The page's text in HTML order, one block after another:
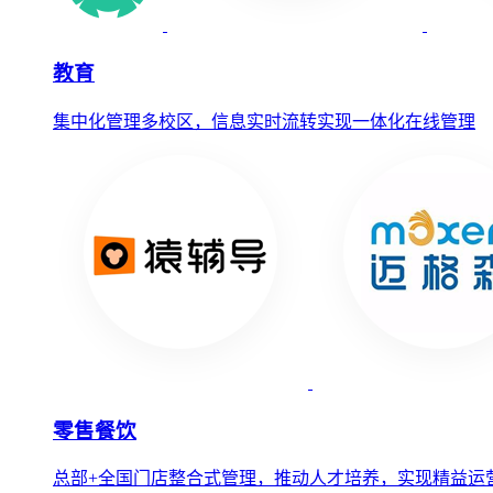
教育
集中化管理多校区，信息实时流转实现一体化在线管理
零售餐饮
总部+全国门店整合式管理，推动人才培养，实现精益运